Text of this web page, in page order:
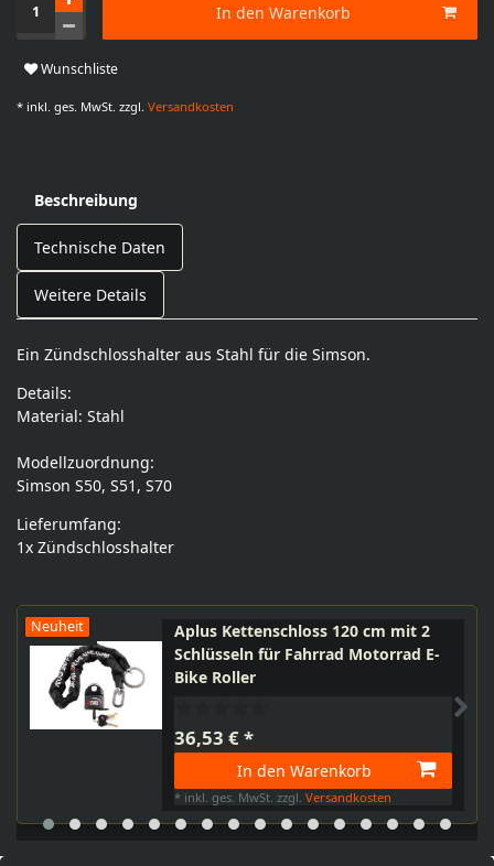
In den Warenkorb
Wunschliste
* inkl. ges. MwSt. zzgl. Versandkosten
Beschreibung
Technische Daten
Weitere Details
Ein Zündschlosshalter aus Stahl für die Simson.
Details:
Material: Stahl
Modellzuordnung:
Simson S50, S51, S70
Lieferumfang:
1x Zündschlosshalter
Neuheit
Aplus Kettenschloss 120 cm mit 2
Schlüsseln für Fahrrad Motorrad E-
Bike Roller
36,53 € *
In den Warenkorb
* inkl. ges. MwSt. zzgl.Versandkosten